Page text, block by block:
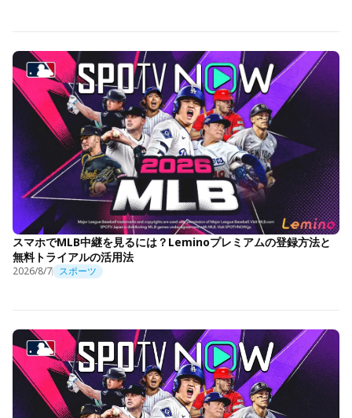
スマホでMLB中継を見るには？Leminoプレミアムの登録方法と
無料トライアルの活用法
2026/8/7 スポーツ